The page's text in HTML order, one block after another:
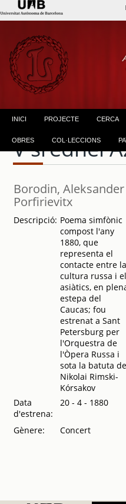
INICI PROJECTE CERCA
OBRES COL·LECCIONS
V srédnei
Borodin, Aleksander
Porfirievitx
Descripció: Poema simfònic
compost l'any
1880, que
representa el
contacte entre la
cultura russa i
asiàtics, en
estepa del
Caucas; fou
estrenat a Sant
Petersburg per
l'Orquestra de
l'Òpera Russa i
sota la batuta de
Nikolai Rimski-
Kórsakov
Data
d'estrena:
20 - 4 - 1880
Gènere: Concert